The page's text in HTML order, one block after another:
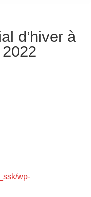
d’hiver à
wp-